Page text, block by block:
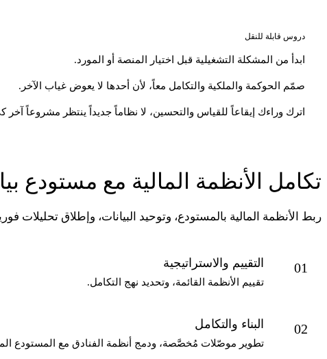
دروس قابلة للنقل
ابدأ من المشكلة التشغيلية قبل اختيار المنصة أو المورد.
صمّم الحوكمة والملكية والتكامل معاً، لأن أحدها لا يعوض غياب الآخر.
اترك وراءك إيقاعاً للقياس والتحسين، لا نظاماً جديداً ينتظر مشروعاً آخر
تكامل الأنظمة المالية مع مستودع
ربط الأنظمة المالية بالمستودع، وتوحيد البيانات، وإطلاق تحليلات
01 التقييم والاستراتيجية
تقييم الأنظمة القائمة، وتحديد نهج التكامل.
02 البناء والتكامل
تطوير موصّلات مُخصَّصة، ودمج أنظمة الفنادق مع المستودع